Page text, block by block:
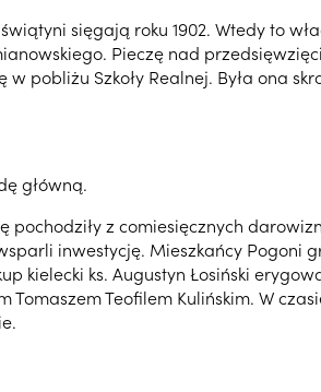
sięgają roku 1902. Wtedy to
Pieczę nad
w pobliżu Szkoły Realnej. Była ona
główną.
pochodziły z comiesięcznych
inwestycję. Mieszkańcy Pogoni
kielecki ks. Augustyn Łosiński
Tomaszem Teofilem Kulińskim. W